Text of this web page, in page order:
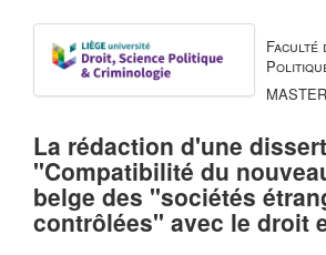
Faculté
La rédaction d'une
"Compatibilité du
belge des "sociétés
contrôlées" avec le droit